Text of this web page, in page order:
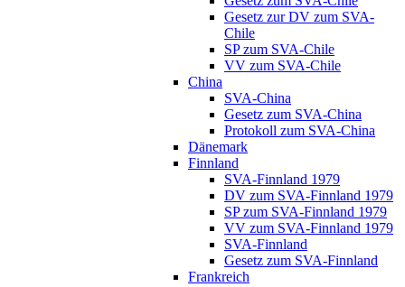
Gesetz zur DV zum SVA-
Chile
SP zum SVA-Chile
VV zum SVA-Chile
China
SVA-China
Gesetz zum SVA-China
Protokoll zum SVA-China
Dänemark
Finnland
SVA-Finnland 1979
DV zum SVA-Finnland 1979
SP zum SVA-Finnland 1979
VV zum SVA-Finnland 1979
SVA-Finnland
Gesetz zum SVA-Finnland
Frankreich